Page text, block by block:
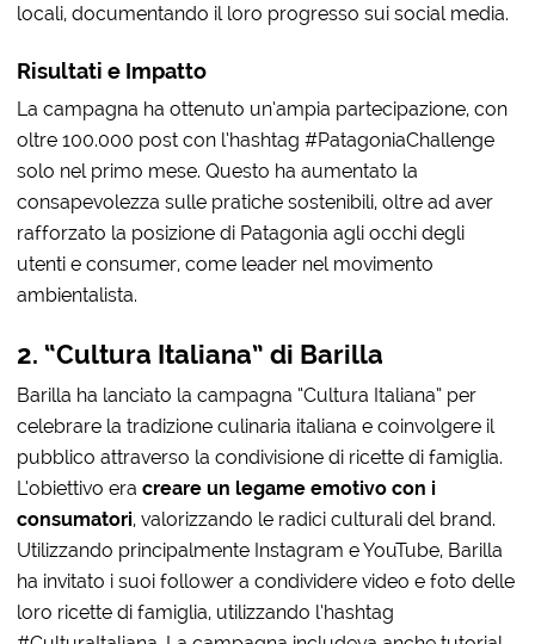
locali, documentando il loro progresso sui social media.
Risultati e Impatto
La campagna ha ottenuto un’ampia partecipazione, con
oltre 100.000 post con l’hashtag #PatagoniaChallenge
solo nel primo mese. Questo ha aumentato la
consapevolezza sulle pratiche sostenibili, oltre ad aver
rafforzato la posizione di Patagonia agli occhi degli
utenti e consumer, come leader nel movimento
ambientalista.
2. “Cultura Italiana” di Barilla
Barilla ha lanciato la campagna “Cultura Italiana” per
celebrare la tradizione culinaria italiana e coinvolgere il
pubblico attraverso la condivisione di ricette di famiglia.
L’obiettivo eracreare un legame emotivo con i
consumatori, valorizzando le radici culturali del brand.
Utilizzando principalmente Instagram e YouTube, Barilla
ha invitato i suoi follower a condividere video e foto delle
loro ricette di famiglia, utilizzando l’hashtag